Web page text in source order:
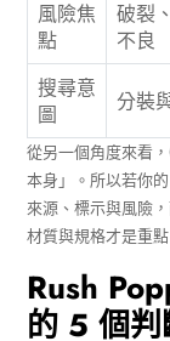
風險焦
點
破裂
不良
搜尋意
圖
分裝
從另一個角度來看
本身」。所以若你
來源、標示與風險
材質與規格才是重點
Rush
的 5 個判